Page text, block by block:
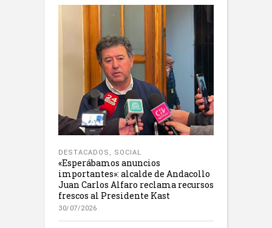
DESTACADOS SOCIAL
«Esperábamos anuncios
importantes»: alcalde de Andacollo
Juan Carlos Alfaro reclama recursos
frescos al Presidente Kast
30/07/2026